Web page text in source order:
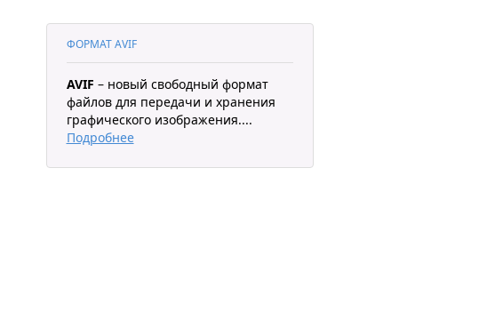
ФОРМАТ AVIF
AVIF – новый свободный формат
файлов для передачи и хранения
графического изображения....
Подробнее